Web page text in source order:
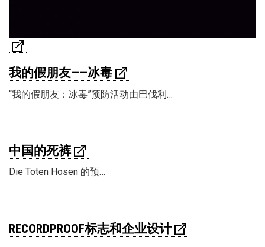
我的假朋友——冰毒
“我的假朋友：冰毒”预防活动由巴伐利…
中国的死裤
Die Toten Hosen 的预…
RECORDPROOF标志和企业设计